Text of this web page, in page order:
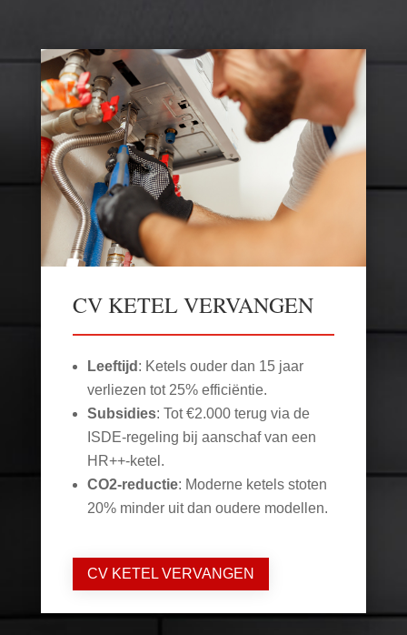
CV KETEL VERVANGEN
Leeftijd : Ketels ouder dan 15 jaar
verliezen tot 25% efficiëntie.
Subsidies: Tot €2.000 terug via de
ISDE-regeling bij aanschaf van een
HR++-ketel.
CO2-reductie: Moderne ketels stoten
20% minder uit dan oudere modellen.
CV KETEL VERVANGEN